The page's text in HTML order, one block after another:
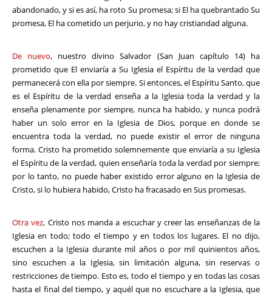
abandonado, y si es así, ha roto Su promesa; si El ha quebrantado Su
promesa, El ha cometido un perjurio, y no hay cristiandad alguna.
De nuevo, nuestro divino Salvador (San Juan capítulo 14) ha
prometido que El enviaría a Su Iglesia el Espíritu de la verdad que
permanecerá con ella por siempre. Si entonces, el Espíritu Santo, que
es el Espíritu de la verdad enseña a la Iglesia toda la verdad y la
enseña plenamente por siempre, nunca ha habido, y nunca podrá
haber un solo error en la Iglesia de Dios, porque en donde se
encuentra toda la verdad, no puede existir el error de ninguna
forma. Cristo ha prometido solemnemente que enviaría a su Iglesia
el Espíritu de la verdad, quien enseñaría toda la verdad por siempre;
por lo tanto, no puede haber existido error alguno en la Iglesia de
Cristo, si lo hubiera habido, Cristo ha fracasado en Sus promesas.
Otra vez, Cristo nos manda a escuchar y creer las enseñanzas de la
Iglesia en todo; todo el tiempo y en todos los lugares. El no dijo,
escuchen a la Iglesia durante mil años o por mil quinientos años,
sino escuchen a la Iglesia, sin limitación alguna, sin reservas o
restricciones de tiempo. Esto es, todo el tiempo y en todas las cosas
hasta el final del tiempo, y aquél que no escuchare a la Iglesia, que